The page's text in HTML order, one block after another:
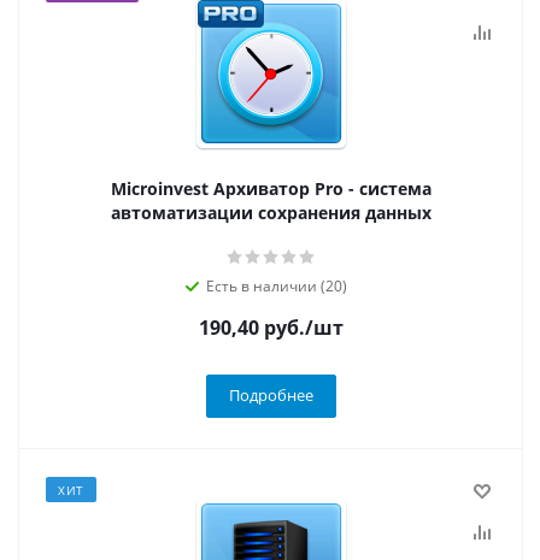
Microinvest Архиватор Pro - система
автоматизации сохранения данных
Есть в наличии (20)
190,40 руб./шт
Подробнее
ХИТ